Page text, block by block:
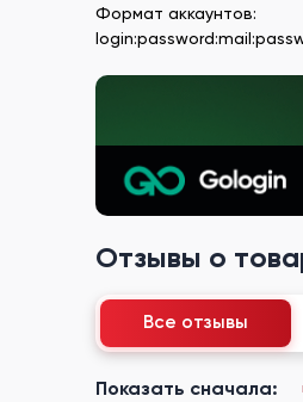
Формат аккаунтов:
Отзывы о
Все отзывы
Показать сначала: